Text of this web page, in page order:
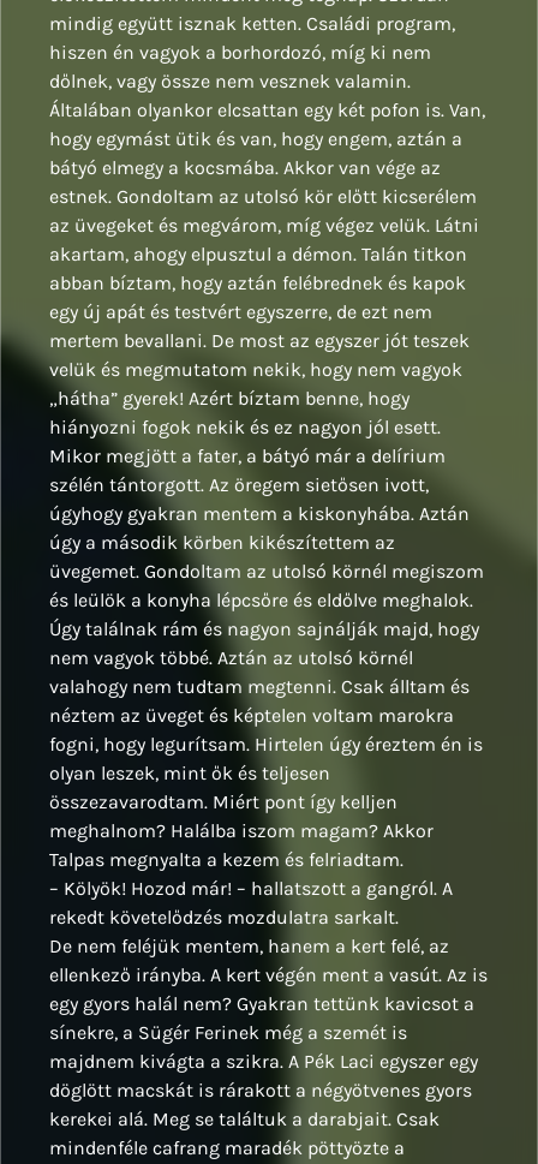
mindig együtt isznak ketten. Családi program,
hiszen én vagyok a borhordozó, míg ki nem
dőlnek, vagy össze nem vesznek valamin.
Általában olyankor elcsattan egy két pofon is. Van,
hogy egymást ütik és van, hogy engem, aztán a
bátyó elmegy a kocsmába. Akkor van vége az
estnek. Gondoltam az utolsó kör előtt kicserélem
az üvegeket és megvárom, míg végez velük. Látni
akartam, ahogy elpusztul a démon. Talán titkon
abban bíztam, hogy aztán felébrednek és kapok
egy új apát és testvért egyszerre, de ezt nem
mertem bevallani. De most az egyszer jót teszek
velük és megmutatom nekik, hogy nem vagyok
„hátha” gyerek! Azért bíztam benne, hogy
hiányozni fogok nekik és ez nagyon jól esett.
Mikor megjött a fater, a bátyó már a delírium
szélén tántorgott. Az öregem sietősen ivott,
úgyhogy gyakran mentem a kiskonyhába. Aztán
úgy a második körben kikészítettem az
üvegemet. Gondoltam az utolsó körnél megiszom
és leülök a konyha lépcsőre és eldőlve meghalok.
Úgy találnak rám és nagyon sajnálják majd, hogy
nem vagyok többé. Aztán az utolsó körnél
valahogy nem tudtam megtenni. Csak álltam és
néztem az üveget és képtelen voltam marokra
fogni, hogy legurítsam. Hirtelen úgy éreztem én is
olyan leszek, mint ők és teljesen
összezavarodtam. Miért pont így kelljen
meghalnom? Halálba iszom magam? Akkor
Talpas megnyalta a kezem és felriadtam.
– Kölyök! Hozod már! – hallatszott a gangról. A
rekedt követelődzés mozdulatra sarkalt.
De nem feléjük mentem, hanem a kert felé, az
ellenkező irányba. A kert végén ment a vasút. Az is
egy gyors halál nem? Gyakran tettünk kavicsot a
sínekre, a Sügér Ferinek még a szemét is
majdnem kivágta a szikra. A Pék Laci egyszer egy
döglött macskát is rárakott a négyötvenes gyors
kerekei alá. Meg se találtuk a darabjait. Csak
mindenféle cafrang maradék pöttyözte a